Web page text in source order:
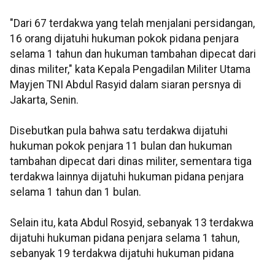
"Dari 67 terdakwa yang telah menjalani persidangan,
16 orang dijatuhi hukuman pokok pidana penjara
selama 1 tahun dan hukuman tambahan dipecat dari
dinas militer," kata Kepala Pengadilan Militer Utama
Mayjen TNI Abdul Rasyid dalam siaran persnya di
Jakarta, Senin.
Disebutkan pula bahwa satu terdakwa dijatuhi
hukuman pokok penjara 11 bulan dan hukuman
tambahan dipecat dari dinas militer, sementara tiga
terdakwa lainnya dijatuhi hukuman pidana penjara
selama 1 tahun dan 1 bulan.
Selain itu, kata Abdul Rosyid, sebanyak 13 terdakwa
dijatuhi hukuman pidana penjara selama 1 tahun,
sebanyak 19 terdakwa dijatuhi hukuman pidana